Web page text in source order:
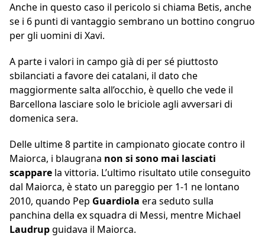
Anche in questo caso il pericolo si chiama Betis, anche
se i 6 punti di vantaggio sembrano un bottino congruo
per gli uomini di Xavi.
A parte i valori in campo già di per sé piuttosto
sbilanciati a favore dei catalani, il dato che
maggiormente salta all’occhio, è quello che vede il
Barcellona lasciare solo le briciole agli avversari di
domenica sera.
Delle ultime 8 partite in campionato giocate contro il
Maiorca, i blaugrana non si sono mai lasciati
scappare la vittoria. L’ultimo risultato utile conseguito
dal Maiorca, è stato un pareggio per 1-1 ne lontano
2010, quando Pep Guardiola era seduto sulla
panchina della ex squadra di Messi, mentre Michael
Laudrupguidava il Maiorca.